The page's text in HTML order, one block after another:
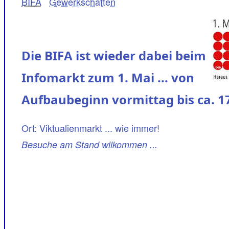
Die BIFA ist wieder dabei beim
Infomarkt zum 1. Mai ... von
Aufbaubeginn vormittag bis ca.
Ort: Viktualienmarkt ... wie immer!
Besuche am Stand wilkommen ...